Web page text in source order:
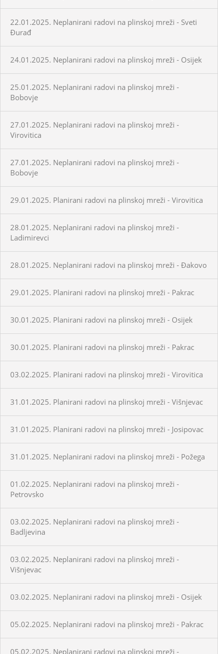
22.01.2025. Neplanirani radovi na plinskoj mreži - Sveti
Đurađ
24.01.2025. Neplanirani radovi na plinskoj mreži - Osijek
25.01.2025. Neplanirani radovi na plinskoj mreži -
Bobovje
27.01.2025. Neplanirani radovi na plinskoj mreži -
Virovitica
27.01.2025. Neplanirani radovi na plinskoj mreži -
Bobovje
29.01.2025. Planirani radovi na plinskoj mreži - Virovitica
28.01.2025. Neplanirani radovi na plinskoj mreži -
Ladimirevci
28.01.2025. Neplanirani radovi na plinskoj mreži - Đakovo
29.01.2025. Planirani radovi na plinskoj mreži - Pakrac
30.01.2025. Planirani radovi na plinskoj mreži - Osijek
30.01.2025. Planirani radovi na plinskoj mreži - Pakrac
03.02.2025. Planirani radovi na plinskoj mreži - Virovitica
31.01.2025. Planirani radovi na plinskoj mreži - Višnjevac
31.01.2025. Planirani radovi na plinskoj mreži - Josipovac
31.01.2025. Neplanirani radovi na plinskoj mreži - Požega
01.02.2025. Neplanirani radovi na plinskoj mreži -
Petrovsko
03.02.2025. Neplanirani radovi na plinskoj mreži -
Badljevina
03.02.2025. Neplanirani radovi na plinskoj mreži -
Višnjevac
03.02.2025. Neplanirani radovi na plinskoj mreži - Osijek
05.02.2025. Neplanirani radovi na plinskoj mreži - Pakrac
05.02.2025. Neplanirani radovi na plinskoj mreži -